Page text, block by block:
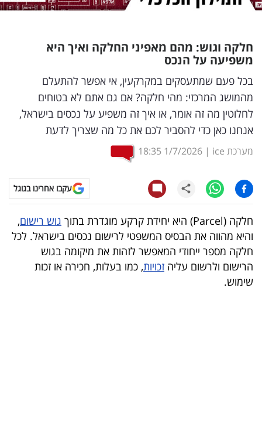
נדל"ן
וטק
שיווק
ופרסום
משפט
מדדים
דעות
רכילות
עסקית
קריפטו
חלקה וגוש: מהם מאפיני החלקה ואיך היא
משפיעה על הנכס
בכל פעם שמתעסקים במקרקעין, אי אפשר להתעלם
מהמושג המרכזי: מהי חלקה? אם גם אתם לא בטוחים
לחלוטין מה זה אומר, או איך זה משפיע על נכסים בישראל,
אנחנו כאן כדי להסביר לכם את כל מה שצריך לדעת
מערכת ice |
1/7/2026
18:35
עקבו אחרינו בגוגל
חלקה (Parcel) היא יחידת קרקע מוגדרת בתוך גוש רישום,
והיא מהווה את הבסיס המשפטי לרישום נכסים בישראל. לכל
חלקה מספר ייחודי המאפשר לזהות את מיקומה בגוש
הרישום ולרשום עליה זכויות, כמו בעלות, חכירה או זכות
שימוש.